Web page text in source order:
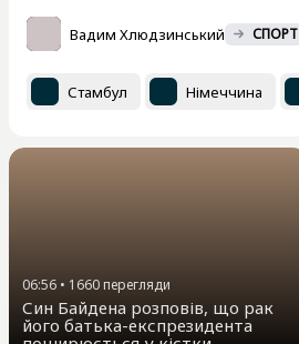
Вадим Хлюдзинський СПОРТ
Стамбул Німеччина
06:56 • 1660перегляди
Син Байдена розповів, що рак
його батька-експрезидента